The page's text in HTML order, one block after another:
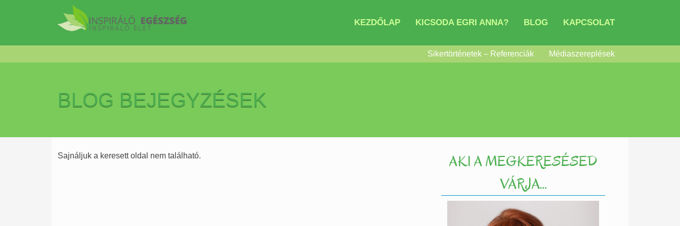
KEZDŐLAP KICSODA EGRI ANNA? BLOG KAPCSOLAT
Sikertörténetek – Referenciák Médiaszereplések
BLOG BEJEGYZÉSEK
Sajnáljuk a keresett oldal nem található.
AKI A MEGKERESÉSED
VÁRJA…